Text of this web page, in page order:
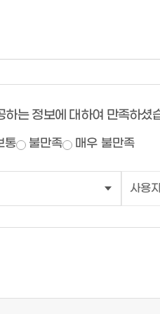
하는 정보에 대하여 만족하셨
통 불만족 매우 불만족